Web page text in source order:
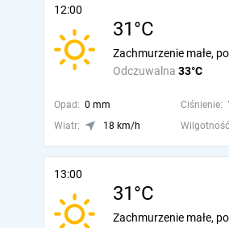
12:00
31°C
Odczuwalna 33°C
Zachmurzenie małe,
Opad: 0 mm Ciśnienie:
Wiatr:
18 km/h
13:00
31°C
Zachmurzenie małe,